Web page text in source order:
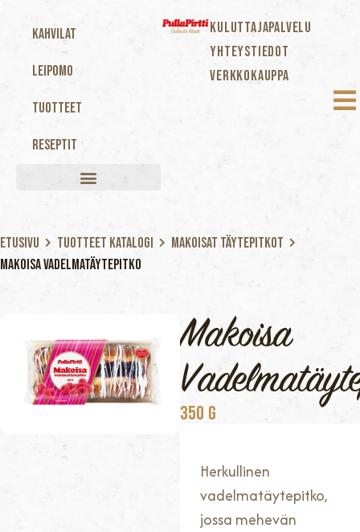
Kahvilat
Leipomo
Tuotteet
Reseptit
KULUTTAJAPALVELU
YHTEYSTIEDOT
VERKKOKAUPPA
Etusivu Tuotteet katalogi
Makoisat täytepitkot
Makoisa Vadelmatäytepitko
Makoisa
350 G
Herkullinen
vadelmatäytepitko,
jossa mehevän